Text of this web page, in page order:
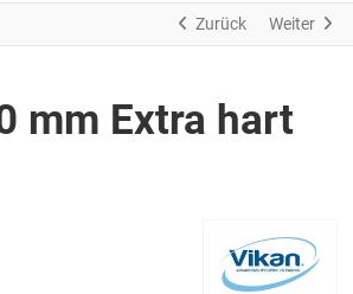
Zurück Weiter
mm Extra hart